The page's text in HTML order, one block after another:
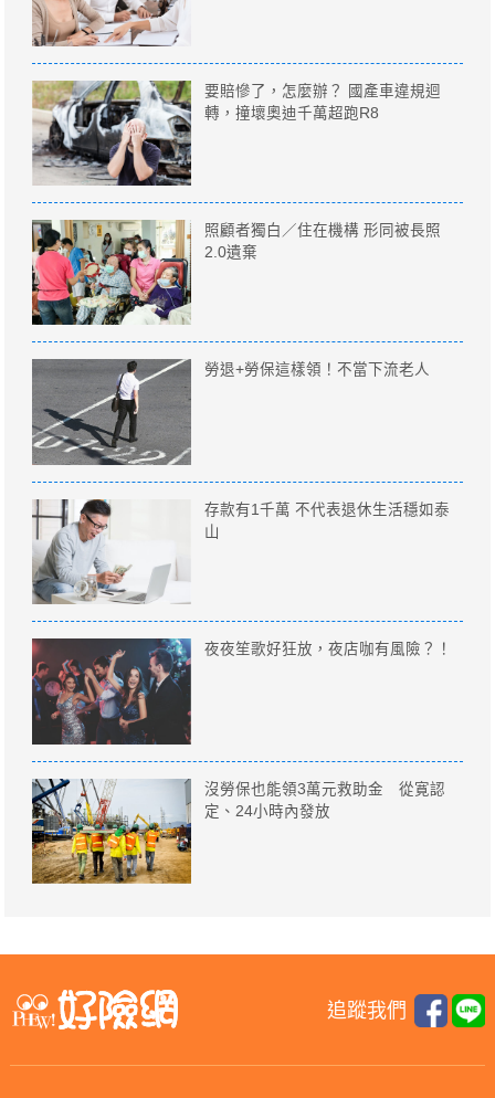
要賠慘了，怎麼辦？ 國產車違規迴
轉，撞壞奧迪千萬超跑R8
照顧者獨白／住在機構 形同被長照
2.0遺棄
勞退+勞保這樣領！不當下流老人
存款有1千萬 不代表退休生活穩如泰
山
夜夜笙歌好狂放，夜店咖有風險？！
沒勞保也能領3萬元救助金 從寛認
定、24小時內發放
追蹤我們